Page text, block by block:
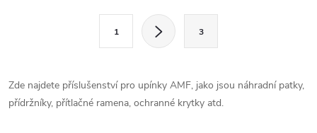
d
a
á
n
1 3
Zde najdete příslušenství pro upínky AMF, jako jsou náhradní patky,
přídržníky, přítlačné ramena, ochranné krytky atd.